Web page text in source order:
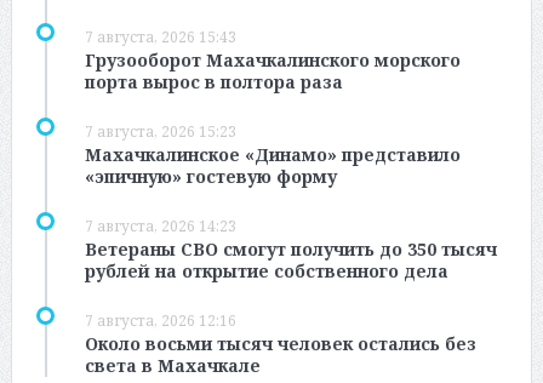
7 августа, 2026 15:43
Грузооборот Махачкалинского морского
порта вырос в полтора раза
7 августа, 2026 15:23
Махачкалинское «Динамо» представило
«эпичную» гостевую форму
7 августа, 2026 14:23
Ветераны СВО смогут получить до 350 тысяч
рублей на открытие собственного дела
7 августа, 2026 12:16
Около восьми тысяч человек остались без
света в Махачкале